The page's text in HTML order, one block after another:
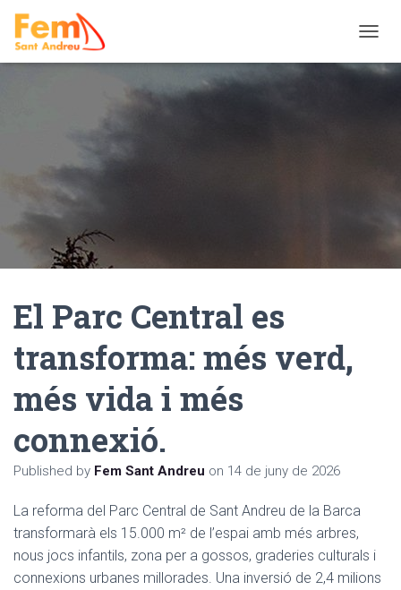
El Parc Central es
transforma: més verd,
més vida i més
connexió.
Published by Fem Sant Andreu on 14 de juny de 2026
La reforma del Parc Central de Sant Andreu de la Barca
transformarà els 15.000 m² de l’espai amb més arbres,
nous jocs infantils, zona per a gossos, graderies culturals i
connexions urbanes millorades. Una inversió de 2,4 milions